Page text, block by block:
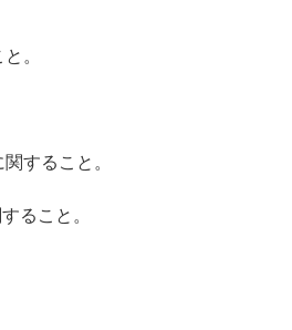
。
すること。
ること。